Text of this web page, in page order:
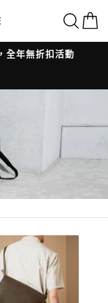
搜尋
全年無折扣活動